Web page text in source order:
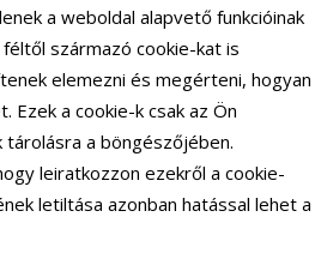
a weboldal alapvető funkcióinak
származó cookie-kat is
elemezni és megérteni, hogyan
Ezek a cookie-k csak az Ön
tárolásra a böngészőjében.
leiratkozzon ezekről a cookie-
letiltása azonban hatással lehet a